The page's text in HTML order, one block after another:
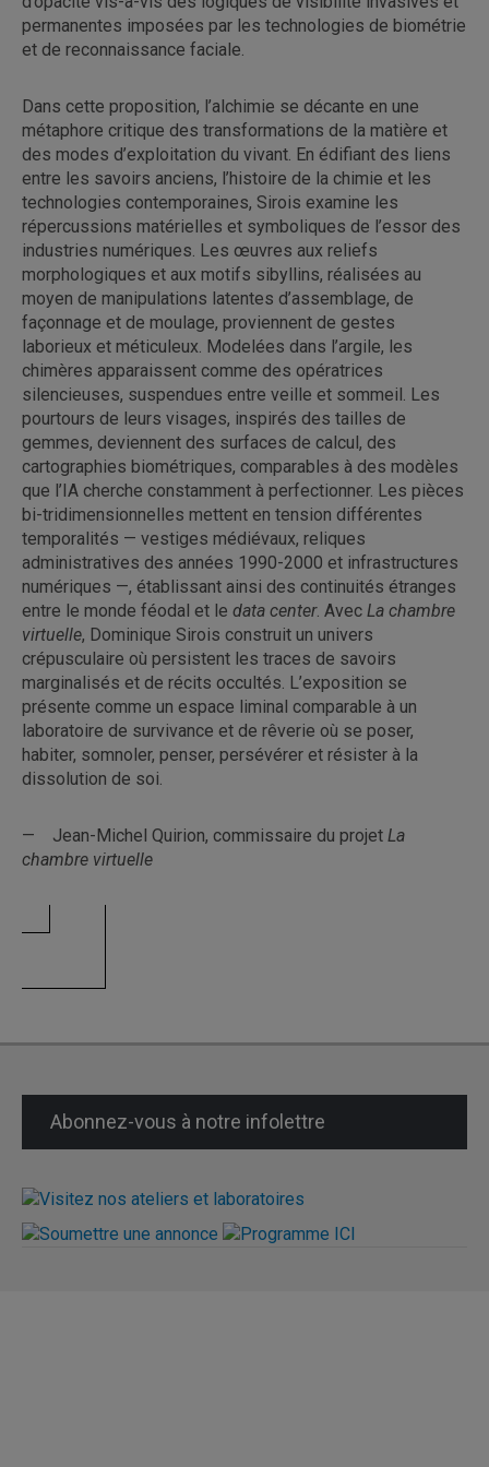
permanentes imposées par les technologies de biométrie
et de reconnaissance faciale.
Dans cette proposition, l’alchimie se décante en une
métaphore critique des transformations de la matière et
des modes d’exploitation du vivant. En édifiant des liens
entre les savoirs anciens, l’histoire de la chimie et les
technologies contemporaines, Sirois examine les
répercussions matérielles et symboliques de l’essor des
industries numériques. Les œuvres aux reliefs
morphologiques et aux motifs sibyllins, réalisées au
moyen de manipulations latentes d’assemblage, de
façonnage et de moulage, proviennent de gestes
laborieux et méticuleux. Modelées dans l’argile, les
chimères apparaissent comme des opératrices
silencieuses, suspendues entre veille et sommeil. Les
pourtours de leurs visages, inspirés des tailles de
gemmes, deviennent des surfaces de calcul, des
cartographies biométriques, comparables à des modèles
que l’IA cherche constamment à perfectionner. Les pièces
bi-tridimensionnelles mettent en tension différentes
temporalités — vestiges médiévaux, reliques
administratives des années 1990-2000 et infrastructures
numériques —, établissant ainsi des continuités étranges
entre le monde féodal et le data center. Avec La chambre
virtuelle, Dominique Sirois construit un univers
crépusculaire où persistent les traces de savoirs
marginalisés et de récits occultés. L’exposition se
présente comme un espace liminal comparable à un
laboratoire de survivance et de rêverie où se poser,
habiter, somnoler, penser, persévérer et résister à la
dissolution de soi.
— Jean-Michel Quirion, commissaire du projet La
chambre virtuelle
Abonnez-vous à notre infolettre